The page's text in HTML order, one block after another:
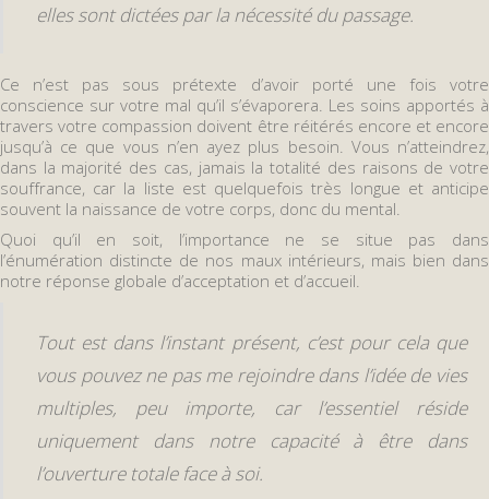
elles sont dictées par la nécessité du passage.
Ce n’est pas sous prétexte d’avoir porté une fois votre
conscience sur votre mal qu’il s’évaporera. Les soins apportés à
travers votre compassion doivent être réitérés encore et encore
jusqu’à ce que vous n’en ayez plus besoin. Vous n’atteindrez,
dans la majorité des cas, jamais la totalité des raisons de votre
souffrance, car la liste est quelquefois très longue et anticipe
souvent la naissance de votre corps, donc du mental.
Quoi qu’il en soit, l’importance ne se situe pas dans
l’énumération distincte de nos maux intérieurs, mais bien dans
notre réponse globale d’acceptation et d’accueil.
Tout est dans l’instant présent, c’est pour cela que
vous pouvez ne pas me rejoindre dans l’idée de vies
multiples, peu importe, car l’essentiel réside
uniquement dans notre capacité à être dans
l’ouverture totale face à soi.